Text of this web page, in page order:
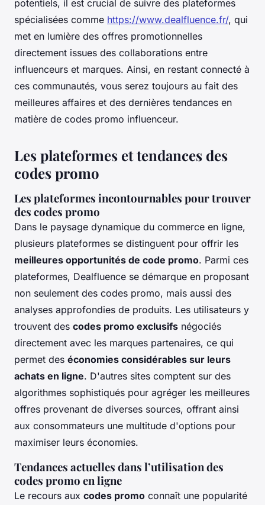
potentiels, il est crucial de suivre des plateformes
spécialisées comme https://www.dealfluence.fr/, qui
met en lumière des offres promotionnelles
directement issues des collaborations entre
influenceurs et marques. Ainsi, en restant connecté à
ces communautés, vous serez toujours au fait des
meilleures affaires et des dernières tendances en
matière de codes promo influenceur.
Les plateformes et tendances des
codes promo
Les plateformes incontournables pour trouver
des codes promo
Dans le paysage dynamique du commerce en ligne,
plusieurs plateformes se distinguent pour offrir les
meilleures opportunités de code promo. Parmi ces
plateformes, Dealfluence se démarque en proposant
non seulement des codes promo, mais aussi des
analyses approfondies de produits. Les utilisateurs y
trouvent des codes promo exclusifs négociés
directement avec les marques partenaires, ce qui
permet des économies considérables sur leurs
achats en ligne. D'autres sites comptent sur des
algorithmes sophistiqués pour agréger les meilleures
offres provenant de diverses sources, offrant ainsi
aux consommateurs une multitude d'options pour
maximiser leurs économies.
Tendances actuelles dans l’utilisation des
codes promo en ligne
Le recours aux codes promo connaît une popularité